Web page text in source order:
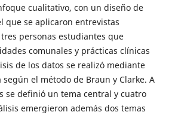
cualitativo, con un diseño de
que se aplicaron entrevistas
personas estudiantes que
comunales y prácticas clínicas
de los datos se realizó mediante
el método de Braun y Clarke. A
se definió un tema central y cuatro
emergieron además dos temas